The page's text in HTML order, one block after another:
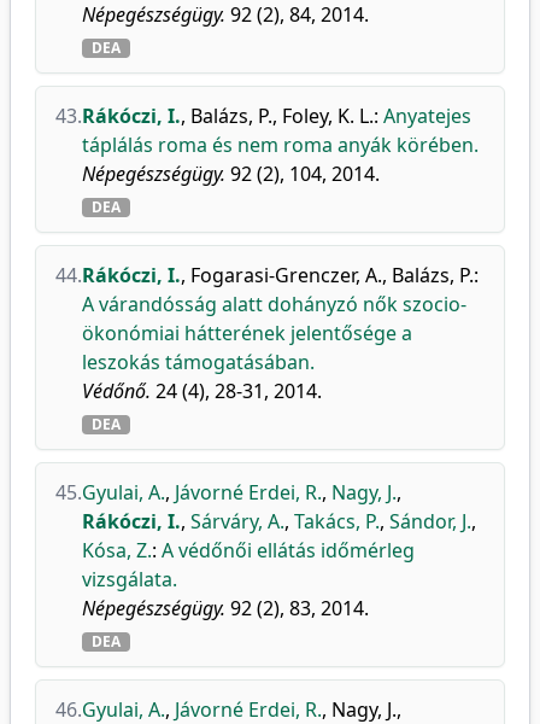
Népegészségügy. 92 (2), 84, 2014.
DEA
43.Rákóczi, I., Balázs, P., Foley, K. L.: Anyatejes
táplálás roma és nem roma anyák körében.
Népegészségügy. 92 (2), 104, 2014.
DEA
44.Rákóczi, I., Fogarasi-Grenczer, A., Balázs, P.:
A várandósság alatt dohányzó nők szocio-
ökonómiai hátterének jelentősége a
leszokás támogatásában.
Védőnő. 24 (4), 28-31, 2014.
DEA
45.Gyulai, A., Jávorné Erdei, R., Nagy, J.,
Rákóczi, I., Sárváry, A., Takács, P., Sándor, J.,
Kósa, Z.: A védőnői ellátás időmérleg
vizsgálata.
Népegészségügy. 92 (2), 83, 2014.
DEA
46.Gyulai, A., Jávorné Erdei, R., Nagy, J.,